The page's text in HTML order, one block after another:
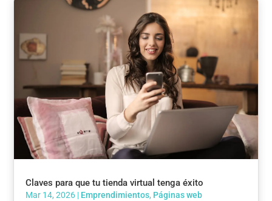
Claves para que tu tienda virtual tenga éxito
Mar 14, 2026 | Emprendimientos, Páginas web